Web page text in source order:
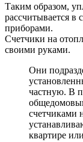
Таким образом,
рассчитывается в
приборами.
Счетчики на
своими руками.
Они
частную. В
счетчиками
квартире